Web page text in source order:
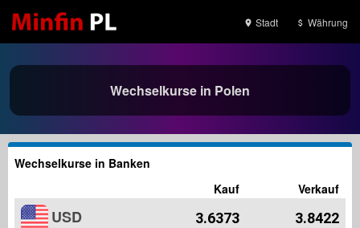
Stadt Währung
Wechselkurse in Polen
Wechselkurse in Banken
Kauf
Verkauf
USD 3.6373 3.8422